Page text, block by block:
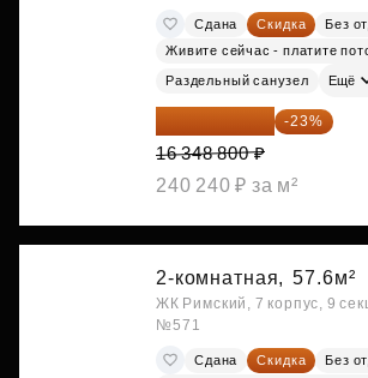
Сдана Скидка
Без
Живите сейчас - платите
Раздельный санузел Ещё
12 588 576 ₽ -23%
16 348 800 ₽
240 240 ₽ за м²
2-комнатная, 57.6м²
ЖК Римский, 7 корпус, 9
№571
Сдана Скидка
Без